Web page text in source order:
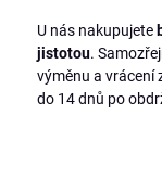
U nás nakupujete
jistotou.
výměnu a vrácení
do 14 dnů po